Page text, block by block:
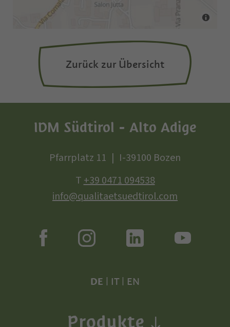
Zurück zur Übersicht
IDM Südtirol - Alto Adige
Pfarrplatz 11
I-39100 Bozen
T+39 0471 094538
info@qualitaetsuedtirol.com
DE IT| EN
Produkte